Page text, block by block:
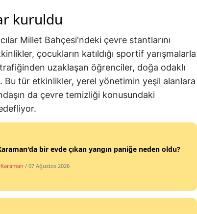
kuruldu
Millet Bahçesi'ndeki çevre stantlarını
çocukların katıldığı sportif yarışmalarla
uzaklaşan öğrenciler, doğa odaklı
Bu tür etkinlikler, yerel yönetimin yeşil alanlara
da çevre temizliği konusundaki
bir evde çıkan yangın paniğe neden oldu?
/ 07 Ağustos 2026